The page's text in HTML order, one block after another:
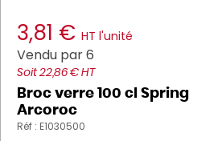
3,81 € HT l'unité
Vendu par 6
Soit 22,86 € HT
Broc verre 100 cl Spring
Arcoroc
Réf : E1030500